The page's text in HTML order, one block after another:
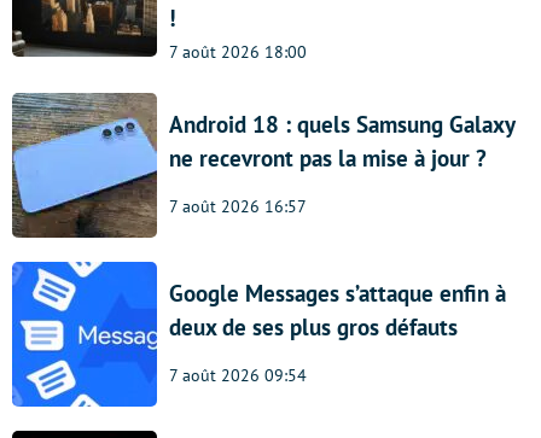
!
7 août 2026 18:00
Android 18 : quels Samsung Galaxy
ne recevront pas la mise à jour ?
7 août 2026 16:57
Google Messages s’attaque enfin à
deux de ses plus gros défauts
7 août 2026 09:54